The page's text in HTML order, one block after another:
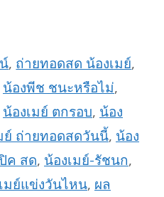
, ถ่ายทอดสด น้องเมย์,
น้องพีช ชนะหรือไม่,
น้องเมย์ ตกรอบ, น้อง
ย์ ถ่ายทอดสดวันนี้, น้อง
ค สด, น้องเมย์-รัชนก,
มย์แข่งวันไหน, ผล